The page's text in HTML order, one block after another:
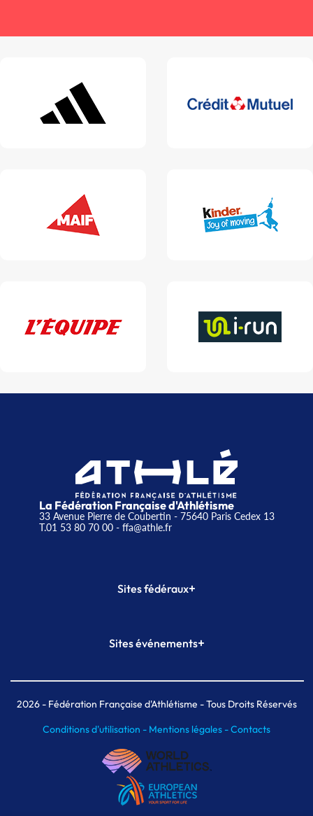
La Fédération Française d'Athlétisme
33 Avenue Pierre de Coubertin - 75640 Paris Cedex 13
T.01 53 80 70 00- ffa@athle.fr
Sites fédéraux+
Plateforme Formation
Sites événements+
Meeting de Paris indoor
MAIF Ekiden de Paris
2026- Fédération Française d'Athlétisme - Tous Droits Réservés
Conditions d'utilisation - Mentions légales -Contacts